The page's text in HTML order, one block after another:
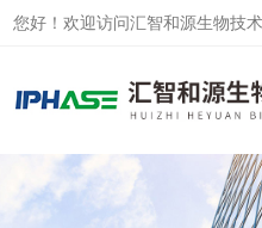
您好！欢迎访问汇智和源生物技